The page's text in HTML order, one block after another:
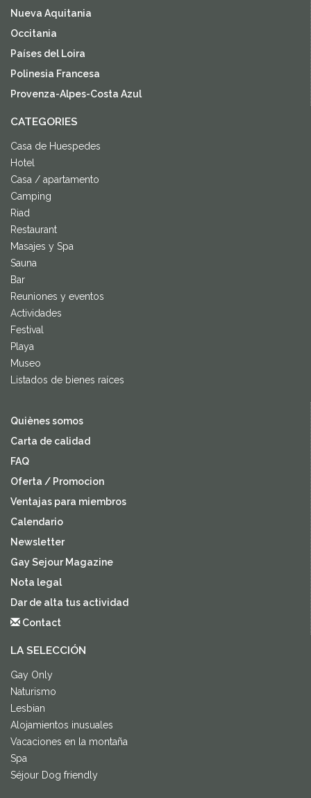
Nueva Aquitania
Occitania
Países del Loira
Polinesia Francesa
Provenza-Alpes-Costa Azul
CATEGORIES
Casa de Huespedes
Hotel
Casa / apartamento
Camping
Riad
Restaurant
Masajes y Spa
Sauna
Bar
Reuniones y eventos
Actividades
Festival
Playa
Museo
Listados de bienes raíces
Quiènes somos
Carta de calidad
FAQ
Oferta / Promocion
Ventajas para miembros
Calendario
Newsletter
Gay Sejour Magazine
Nota legal
Dar de alta tus actividad
Contact
LA SELECCIÓN
Gay Only
Naturismo
Lesbian
Alojamientos inusuales
Vacaciones en la montaña
Spa
Séjour Dog friendly